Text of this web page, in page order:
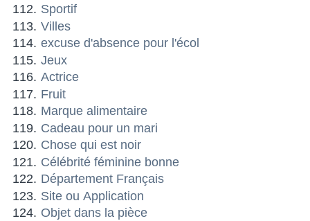
Sportif
Villes
excuse d'absence pour l'écol
Jeux
Actrice
Fruit
Marque alimentaire
Cadeau pour un mari
Chose qui est noir
Célébrité féminine bonne
Département Français
Site ou Application
Objet dans la pièce